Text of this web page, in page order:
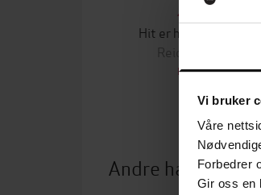
Vi bruker
Våre
Forbedrer
Gir oss en
29,-
Hit er hun kommet
Reidulf Hov
EBOK
Andre har også